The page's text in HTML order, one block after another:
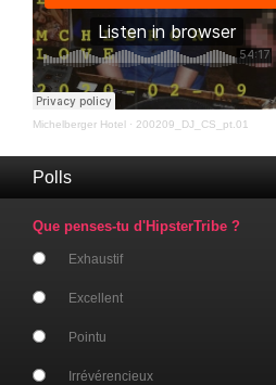
Michelberger Hotel · 200209_DJ_CS_pt.01
Polls
Que penses-tu d'HipsterTribe ?
Exhaustif
Excellent
Pointu
Irrévérencieux